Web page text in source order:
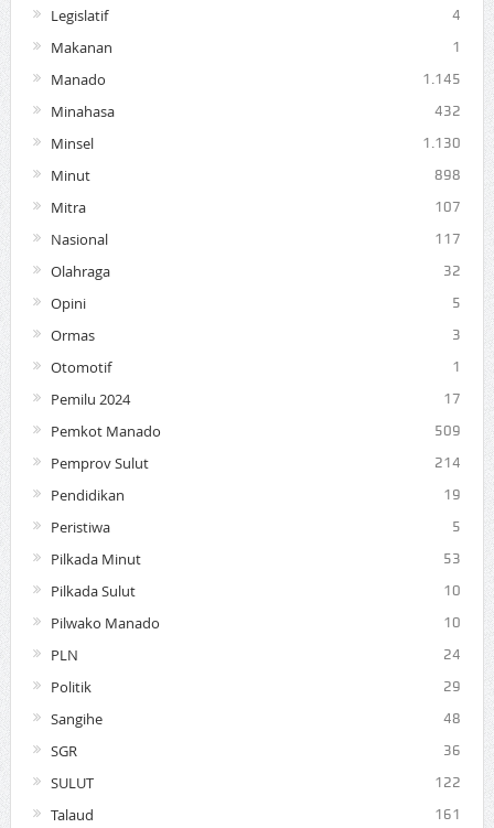
Legislatif 4
Makanan 1
Manado 1.145
Minahasa 432
Minsel 1.130
Minut 898
Mitra 107
Nasional 117
Olahraga 32
Opini 5
Ormas 3
Otomotif 1
Pemilu 2024 17
Pemkot Manado 509
Pemprov Sulut 214
Pendidikan 19
Peristiwa 5
Pilkada Minut 53
Pilkada Sulut 10
Pilwako Manado 10
PLN 24
Politik 29
Sangihe 48
SGR 36
SULUT 122
Talaud 161